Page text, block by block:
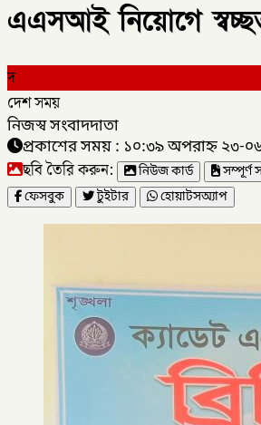
এএসআই নিয়োগে
দ
দেশ সময়
নিজস্ব সংবাদদাতা
প্রকাশের সময় : ১০:৩৯ অপরাহ্ন ২৩-
ছবি তৈরি করুন: নিউজ কার্ড
সম্পূর্ণ
ফেসবুক
টুইটার হোয়াটসঅ্যাপ